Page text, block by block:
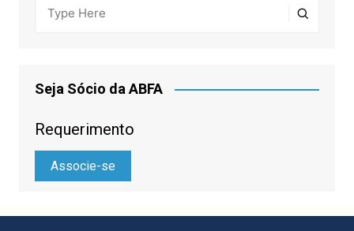
Seja Sócio da ABFA
Requerimento
Associe-se